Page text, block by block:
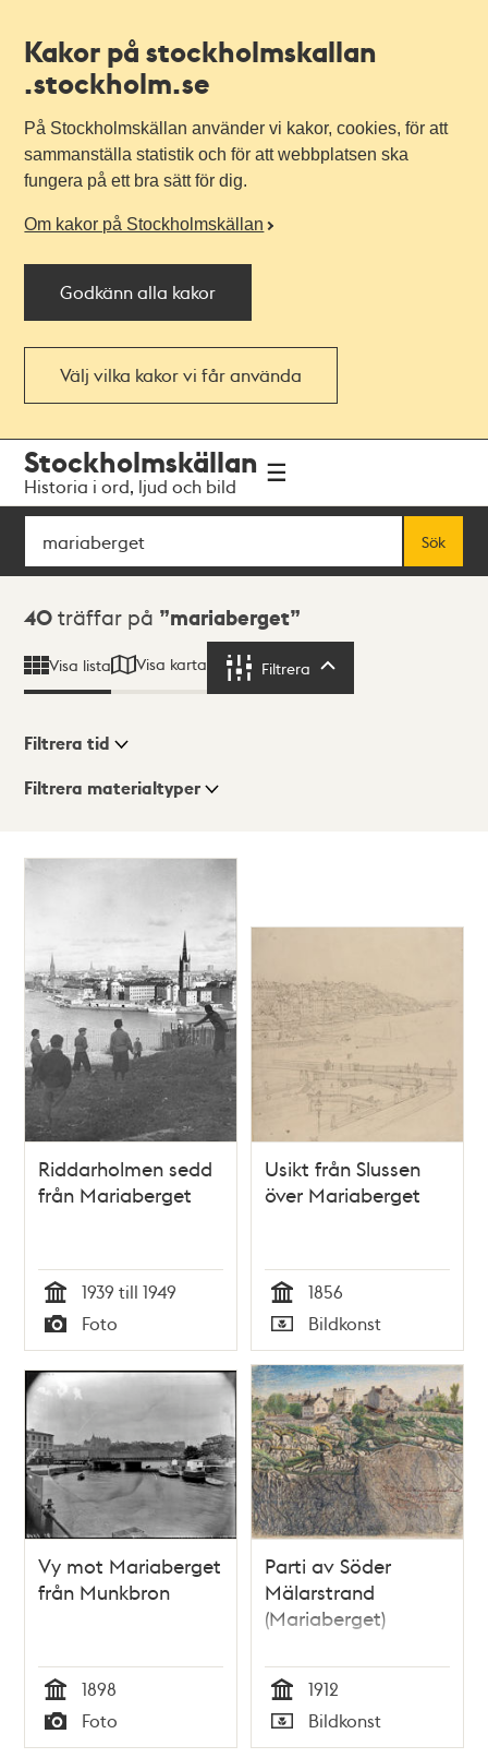
Kakor på stockholmskallan
.stockholm.se
På Stockholmskällan använder vi kakor, cookies, för att
sammanställa statistik och för att webbplatsen ska
fungera på ett bra sätt för dig.
Om kakor på Stockholmskällan
Godkänn alla kakor
Välj vilka kakor vi får använda
navigationen
huvudinnehållet
Stockholmskällan
Historia i ord, ljud och bild
Sök
Sök
Sökresultat
40 träffar på mariaberget
Visa lista Visa karta Filtrera
Visningsläge
Filtrera tid
Filtrera materialtyper
träffar
Riddarholmen sedd
från Mariaberget
Tid
1939 till 1949
Typ
Foto
Usikt från Slussen
över Mariaberget
Tid
1856
Typ
Bildkonst
Vy mot Mariaberget
från Munkbron
Tid
1898
Typ
Foto
Parti av Söder
Mälarstrand
(Mariaberget)
Tid
1912
Typ
Bildkonst